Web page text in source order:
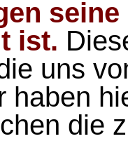
ist.
uns
haben
die